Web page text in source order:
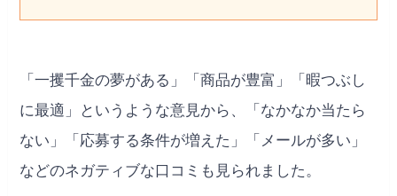
「一攫千金の夢がある」「商品が豊富」「暇つぶし
に最適」というような意見から、「なかなか当たら
ない」「応募する条件が増えた」「メールが多い」
などのネガティブな口コミも見られました。